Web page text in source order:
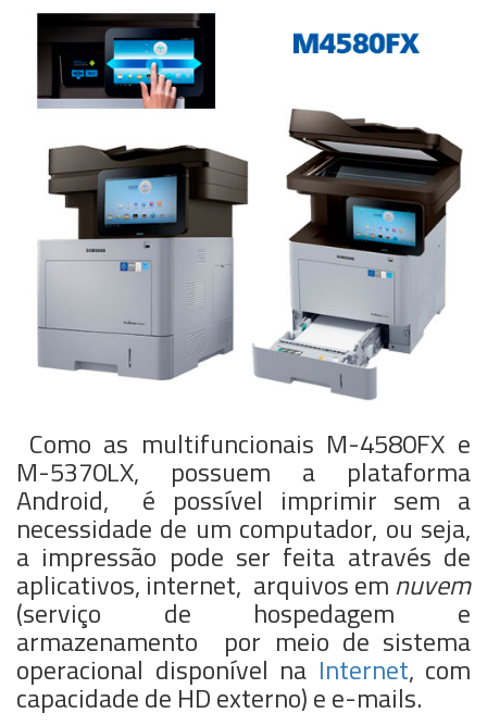
Como as multifuncionais M-4580FX e
M-5370LX, possuem a plataforma
Android, é possível imprimir sem a
necessidade de um computador, ou seja,
a impressão pode ser feita através de
aplicativos, internet, arquivos emnuvem
(serviço de hospedagem e
armazenamento por meio de sistema
operacional disponível na Internet, com
capacidade de HD externo) e e-mails.